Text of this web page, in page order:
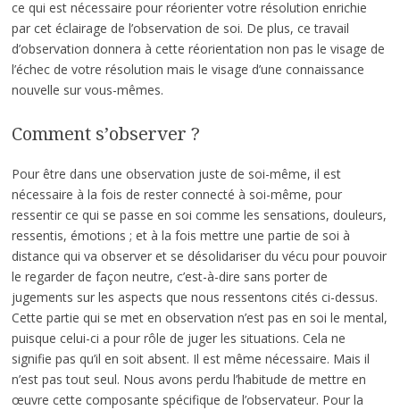
ce qui est nécessaire pour réorienter votre résolution enrichie
par cet éclairage de l’observation de soi. De plus, ce travail
d’observation donnera à cette réorientation non pas le visage de
l’échec de votre résolution mais le visage d’une connaissance
nouvelle sur vous-mêmes.
Comment s’observer ?
Pour être dans une observation juste de soi-même, il est
nécessaire à la fois de rester connecté à soi-même, pour
ressentir ce qui se passe en soi comme les sensations, douleurs,
ressentis, émotions ; et à la fois mettre une partie de soi à
distance qui va observer et se désolidariser du vécu pour pouvoir
le regarder de façon neutre, c’est-à-dire sans porter de
jugements sur les aspects que nous ressentons cités ci-dessus.
Cette partie qui se met en observation n’est pas en soi le mental,
puisque celui-ci a pour rôle de juger les situations. Cela ne
signifie pas qu’il en soit absent. Il est même nécessaire. Mais il
n’est pas tout seul. Nous avons perdu l’habitude de mettre en
œuvre cette composante spécifique de l’observateur. Pour la